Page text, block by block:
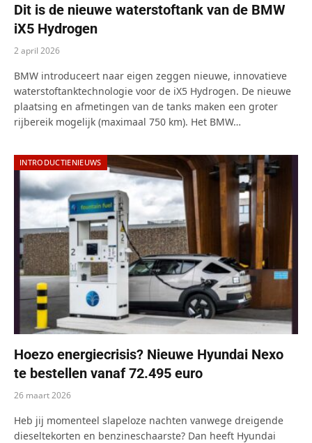
Dit is de nieuwe waterstoftank van de BMW
iX5 Hydrogen
2 april 2026
BMW introduceert naar eigen zeggen nieuwe, innovatieve
waterstoftanktechnologie voor de iX5 Hydrogen. De nieuwe
plaatsing en afmetingen van de tanks maken een groter
rijbereik mogelijk (maximaal 750 km). Het BMW…
INTRODUCTIENIEUWS
Hoezo energiecrisis? Nieuwe Hyundai Nexo
te bestellen vanaf 72.495 euro
26 maart 2026
Heb jij momenteel slapeloze nachten vanwege dreigende
dieseltekorten en benzineschaarste? Dan heeft Hyundai